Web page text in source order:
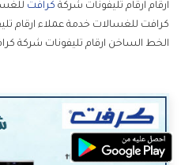
ارقام ارقام تليفونات شركة كرافت
كرافت للغسالات خدمة عملاء ارقام
الخط الساخن ارقام تليفونات شركة